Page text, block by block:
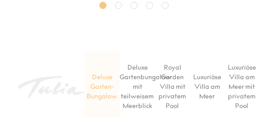
Deluxe
Garten-
Bungalow
Deluxe
Gartenbungalow
mit
teilweisem
Meerblick
Royal
Garden
Villa mit
privatem
Pool
Luxuriöse
Villa am
Meer
Luxuriöse
Villa am
Meer mit
privatem
Pool